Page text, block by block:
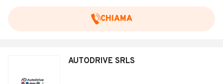
CHIAMA
AUTODRIVE SRLS